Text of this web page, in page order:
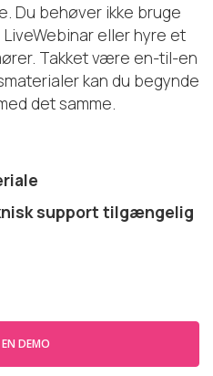
Du behøver ikke bruge
eller hyre et
Takket være en-til-en
kan du begynde
det samme.
support tilgængelig
DEMO